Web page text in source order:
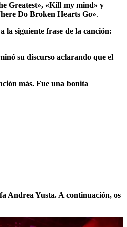
Greatest», «Kill my mind» y
Do Broken Hearts Go».
la siguiente frase de la canción:
su discurso aclarando que el
más. Fue una bonita
Andrea Yusta. A continuación, os